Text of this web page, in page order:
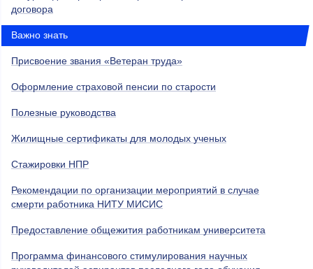
договора
Важно знать
Присвоение звания «Ветеран труда»
Оформление страховой пенсии по старости
Полезные руководства
Жилищные сертификаты для молодых ученых
Стажировки НПР
Рекомендации по организации мероприятий в случае
смерти работника НИТУ МИСИС
Предоставление общежития работникам университета
Программа финансового стимулирования научных